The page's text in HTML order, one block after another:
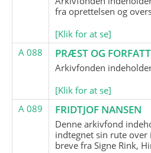
fra oprettelsen og
[Klik for at se]
A 088
PRÆST OG
Arkivfonden
[Klik for at se]
A 089
FRIDTJOF NANSEN
Denne arkivfond
indtegnet sin rute
breve fra Signe Rink,